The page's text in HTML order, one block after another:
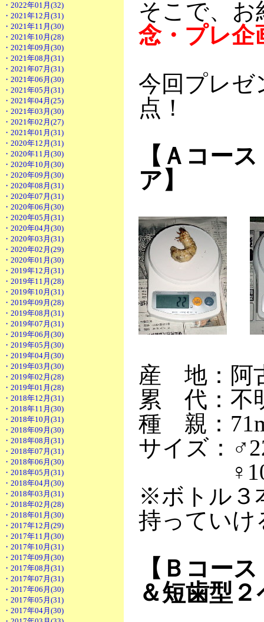
・2022年01月(32)
・2021年12月(31)
・2021年11月(30)
・2021年10月(28)
・2021年09月(30)
・2021年08月(31)
・2021年07月(31)
・2021年06月(30)
・2021年05月(31)
・2021年04月(25)
・2021年03月(30)
・2021年02月(27)
・2021年01月(31)
・2020年12月(31)
・2020年11月(30)
・2020年10月(30)
・2020年09月(30)
・2020年08月(31)
・2020年07月(31)
・2020年06月(30)
・2020年05月(31)
・2020年04月(30)
・2020年03月(31)
・2020年02月(29)
・2020年01月(30)
・2019年12月(31)
・2019年11月(28)
・2019年10月(31)
・2019年09月(28)
・2019年08月(31)
・2019年07月(31)
・2019年06月(30)
・2019年05月(30)
・2019年04月(30)
・2019年03月(30)
・2019年02月(28)
・2019年01月(28)
・2018年12月(31)
・2018年11月(30)
・2018年10月(31)
・2018年09月(30)
・2018年08月(31)
・2018年07月(31)
・2018年06月(30)
・2018年05月(31)
・2018年04月(30)
・2018年03月(31)
・2018年02月(28)
・2018年01月(30)
・2017年12月(29)
・2017年11月(30)
・2017年10月(31)
・2017年09月(30)
・2017年08月(31)
・2017年07月(31)
・2017年06月(30)
・2017年05月(31)
・2017年04月(30)
そこで、お
念・プレ企
今回プレゼ
点！
【Ａコー
ア】
産 地：阿
累 代：不
種 親：
サイズ：
♀10g（
※ボトル３
持っていけ
【Ｂコー
＆短歯型